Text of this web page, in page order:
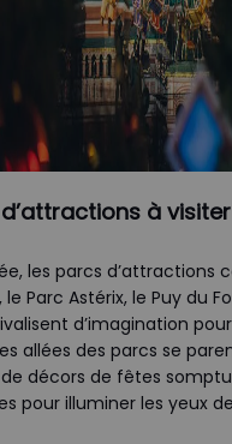
à
les parcs d’attractions
Parc Astérix, le Puy du
d’imagination
allées des parcs se
décors de fêtes
pour illuminer les yeux